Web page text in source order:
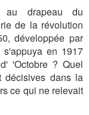
au drapeau du
de la révolution
développée par
en 1917
'Octobre ? Quel
décisives dans la
ce qui ne relevait